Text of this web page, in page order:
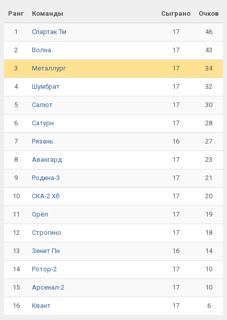
Ранг Команды Сыграно Очков
1 Спартак Тм 17 46
2 Волна 17 43
3 Металлург 17 34
4 Шумбрат 17 32
5 Салют 17 30
6 Сатурн 17 28
7 Рязань 16 27
8 Авангард 17 23
9 Родина-3 17 21
10 СКА-2 Хб 17 20
11 Орёл 17 19
12 Строгино 17 18
13 Зенит Пн 16 14
14 Ротор-2 17 10
15 Арсенал-2 17 10
16 Квант 17 6